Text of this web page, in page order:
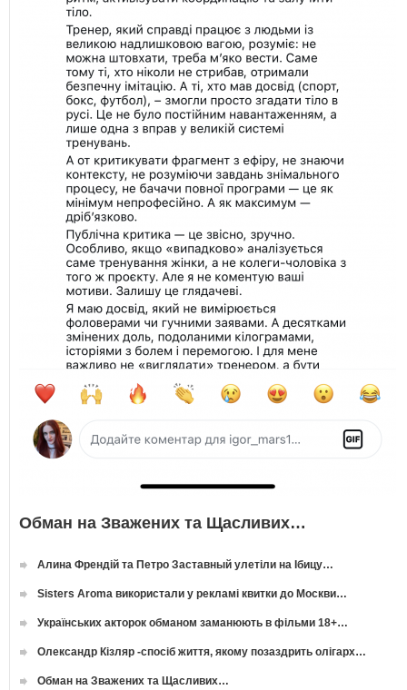
Обман на Зважених та Щасливих…
Алина Френдій та Петро Заставный улетіли на Ібицу…
Sisters Aroma використали у рекламі квитки до Москви…
Українських акторок обманом заманюють в фільми 18+…
Олександр Кізляр -спосіб життя, якому позаздрить олігарх…
Обман на Зважених та Щасливих…